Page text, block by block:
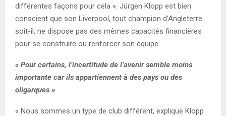
différentes façons pour cela ». Jürgen Klopp est bien
conscient que son Liverpool, tout champion d’Angleterre
soit-il, ne dispose pas des mêmes capacités financières
pour se construire ou renforcer son équipe.
« Pour certains, l’incertitude de l’avenir semble moins
importante car ils appartiennent à des pays ou des
oligarques »
« Nous sommes un type de club différent, explique Klopp